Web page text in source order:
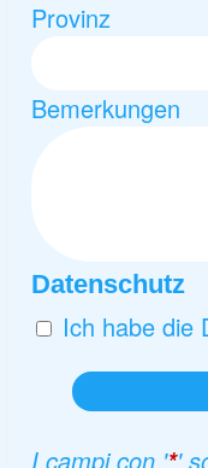
Provinz
Bemerkungen
Datenschutz
Ich habe die
I campi con '*'